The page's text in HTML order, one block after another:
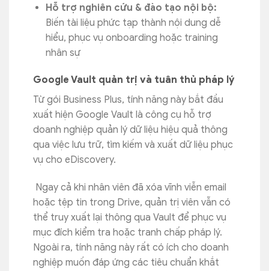
Hỗ trợ nghiên cứu & đào tạo nội bộ:
Biến tài liệu phức tạp thành nội dung dễ
hiểu, phục vụ onboarding hoặc training
nhân sự
Google Vault quản trị và tuân thủ pháp lý
Từ gói Business Plus, tính năng này bắt đầu
xuất hiện Google Vault là công cụ hỗ trợ
doanh nghiệp quản lý dữ liệu hiệu quả thông
qua việc lưu trữ, tìm kiếm và xuất dữ liệu phục
vụ cho eDiscovery.
Ngay cả khi nhân viên đã xóa vĩnh viễn email
hoặc tệp tin trong Drive, quản trị viên vẫn có
thể truy xuất lại thông qua Vault để phục vụ
mục đích kiểm tra hoặc tranh chấp pháp lý.
Ngoài ra, tính năng này rất có ích cho doanh
nghiệp muốn đáp ứng các tiêu chuẩn khắt